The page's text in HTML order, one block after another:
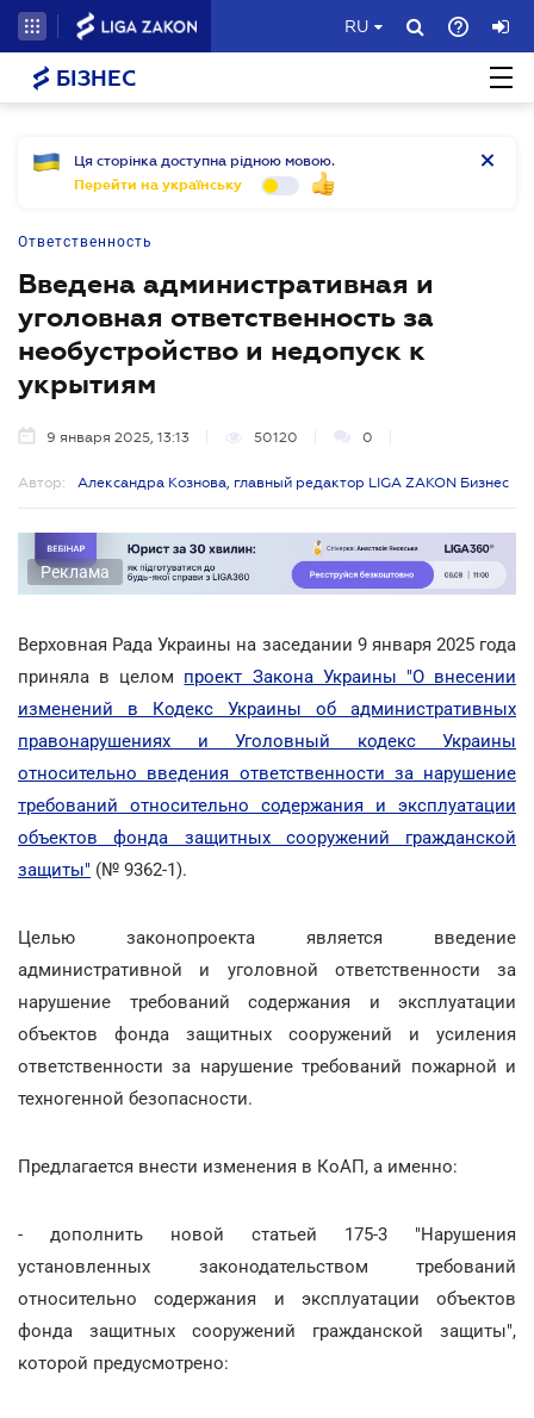
RU
БІЗНЕС
Ця сторінка доступна рідною мовою.
Перейти на українську
Ответственность
Введена административная и
уголовная ответственность за
необустройство и недопуск к
укрытиям
9 января 2025, 13:13 50120 0
Автор: Александра Кознова, главный редактор LIGA ZAKON Бизнес
Реклама
Верховная Рада Украины на заседании 9 января 2025 года
приняла в целом проект Закона Украины "О внесении
изменений в Кодекс Украины об административных
правонарушениях и Уголовный кодекс Украины
относительно введения ответственности за нарушение
требований относительно содержания и эксплуатации
объектов фонда защитных сооружений гражданской
защиты" (№ 9362-1).
Целью законопроекта является введение
административной и уголовной ответственности за
нарушение требований содержания и эксплуатации
объектов фонда защитных сооружений и усиления
ответственности за нарушение требований пожарной и
техногенной безопасности.
Предлагается внести изменения в КоАП, а именно:
- дополнить новой статьей 175-3 "Нарушения
установленных законодательством требований
относительно содержания и эксплуатации объектов
фонда защитных сооружений гражданской защиты",
которой предусмотрено: